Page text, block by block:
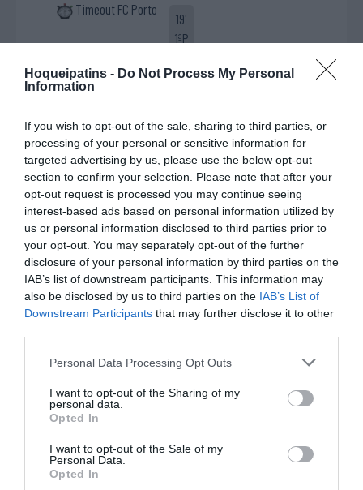
Hoqueipatins - Do Not Process My Personal
Information
If you wish to opt-out of the sale, sharing to third parties, or
processing of your personal or sensitive information for
targeted advertising by us, please use the below opt-out
section to confirm your selection. Please note that after your
opt-out request is processed you may continue seeing
interest-based ads based on personal information utilized by
us or personal information disclosed to third parties prior to
your opt-out. You may separately opt-out of the further
disclosure of your personal information by third parties on the
IAB’s list of downstream participants. This information may
also be disclosed by us to third parties on the IAB’s List of
Downstream Participants that may further disclose it to other
Personal Data Processing Opt Outs
I want to opt-out of the Sharing of my
personal data.
Opted In
I want to opt-out of the Sale of my
Personal Data.
Opted In
Timeout FC Porto
19'
1ªP
Fim da 1ª parte.
Início da 2ª parte.
Timeout FC Porto
11'
17'
2ªP
Timeout UD
Oliveirense
Cartão azul José
"Rafa" Costa
19'
2ªP
Livre direto falhado
Diogo Rufino.
20'
Advertência verbal
Gonçalo Alves
21'